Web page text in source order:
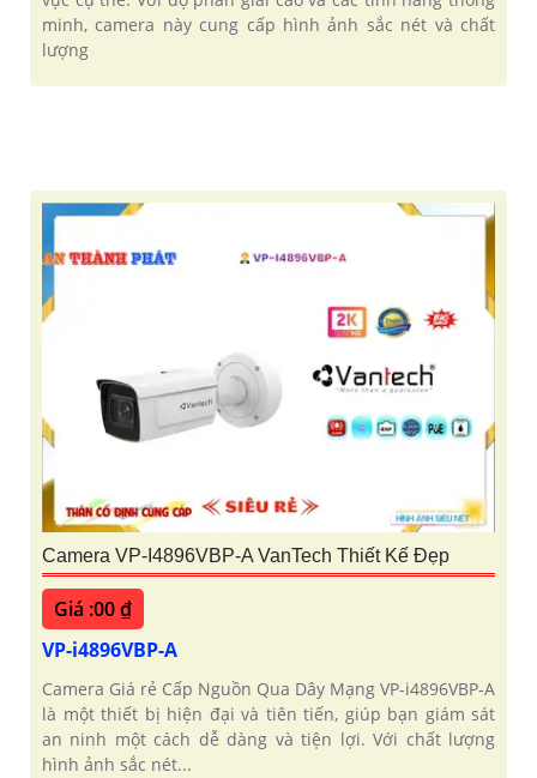
minh, camera này cung cấp hình ảnh sắc nét và chất
lượng
Camera VP-I4896VBP-A VanTech Thiết Kế Đẹp
Giá :00 ₫
VP-i4896VBP-A
Camera Giá rẻ Cấp Nguồn Qua Dây Mạng VP-i4896VBP-A
là một thiết bị hiện đại và tiên tiến, giúp bạn giám sát
an ninh một cách dễ dàng và tiện lợi. Với chất lượng
hình ảnh sắc nét...